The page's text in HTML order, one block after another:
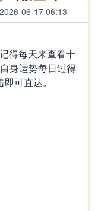
06-17 06:13
得每天来查看十
身运势每日过得
可直达。